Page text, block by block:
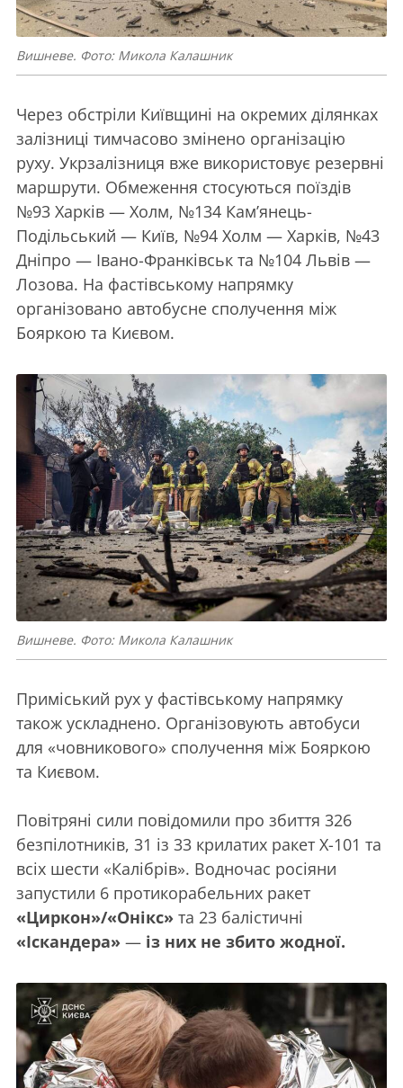
Вишневе. Фото: Микола Калашник
Через обстріли Київщині на окремих ділянках
залізниці тимчасово змінено організацію
руху. Укрзалізниця вже використовує резервні
маршрути. Обмеження стосуються поїздів
№93 Харків — Холм, №134 Кам’янець-
Подільський — Київ, №94 Холм — Харків, №43
Дніпро — Івано-Франківськ та №104 Львів —
Лозова. На фастівському напрямку
організовано автобусне сполучення між
Бояркою та Києвом.
Вишневе. Фото: Микола Калашник
Приміський рух у фастівському напрямку
також ускладнено. Організовують автобуси
для «човникового» сполучення між Бояркою
та Києвом.
Повітряні сили повідомили про збиття 326
безпілотників, 31 із 33 крилатих ракет Х-101 та
всіх шести «Калібрів». Водночас росіяни
запустили 6 протикорабельних ракет
«Циркон»/«Онікс» та 23 балістичні
«Іскандера» — із них не збито жодної.